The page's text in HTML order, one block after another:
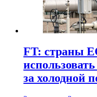
FT: страны
за холодной